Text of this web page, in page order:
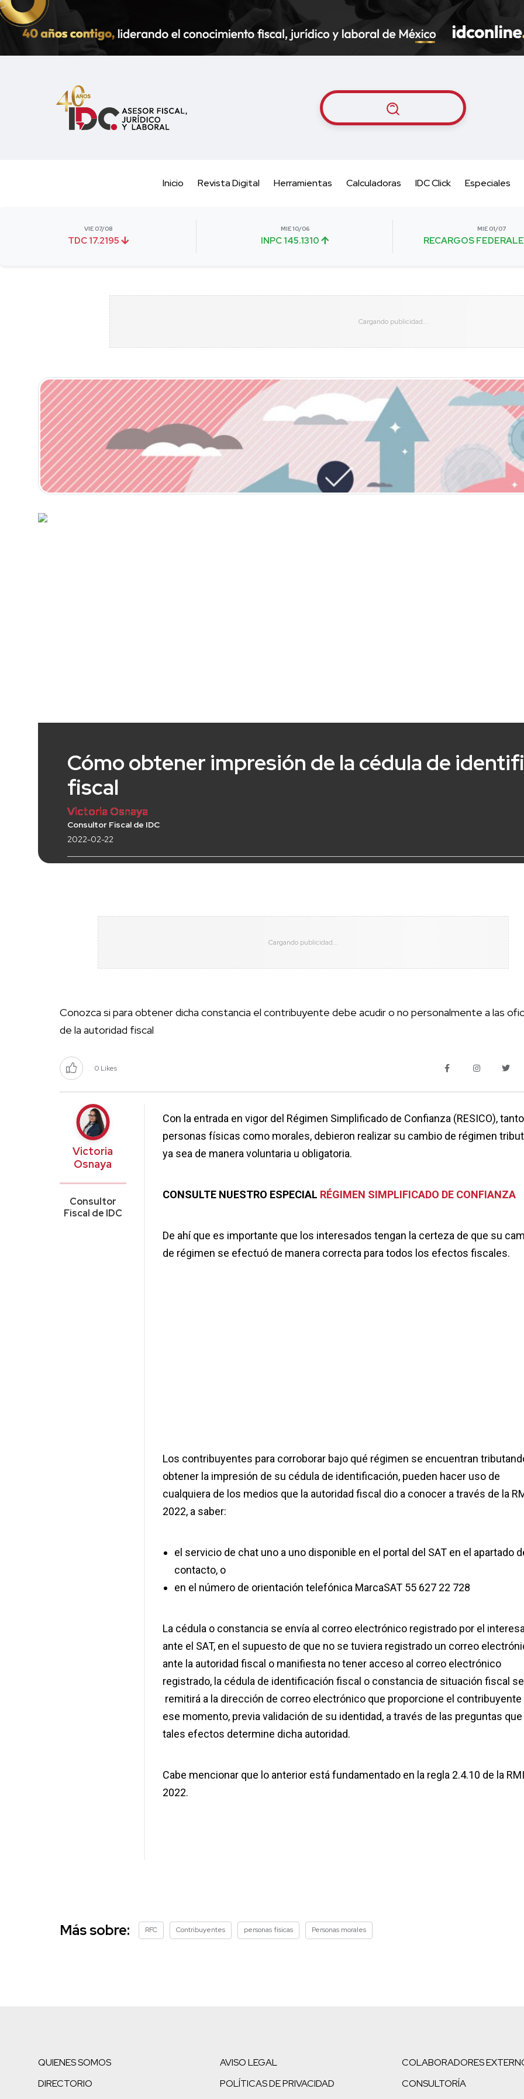
Inicio Revista Digital Herramientas Calculadoras IDC Click Especiales
VIE 07/08
TDC 17.2195
MIE 10/06
INPC 145.1310
MIE 01/07
RECARGOS
Cómo obtener impresión de la cédula de
fiscal
Victoria Osnaya
Consultor Fiscal de IDC
2022-02-22
Conozca si para obtener dicha constancia el contribuyente debe acudir o no personalmente a las
de la autoridad fiscal
0 Likes
Victoria
Osnaya
Consultor
Fiscal de IDC
Con la entrada en vigor del Régimen Simplificado de Confianza (RESICO),
personas físicas como morales, debieron realizar su cambio de régimen
ya sea de manera voluntaria u obligatoria.
CONSULTE NUESTRO ESPECIAL RÉGIMEN SIMPLIFICADO DE CONFIANZA
De ahí que es importante que los interesados tengan la certeza de que su
de régimen se efectuó de manera correcta para todos los efectos fiscales.
Los contribuyentes para corroborar bajo qué régimen se encuentran
obtener la impresión de su cédula de identificación, pueden hacer uso de
cualquiera de los medios que la autoridad fiscal dio a conocer a través de la
2022, a saber:
el servicio de chat uno a uno disponible en el portal del SAT en el apartado
contacto, o
en el número de orientación telefónica MarcaSAT 55 627 22 728
La cédula o constancia se envía al correo electrónico registrado por el
ante el SAT, en el supuesto de que no se tuviera registrado un correo
ante la autoridad fiscal o manifiesta no tener acceso al correo electrónico
registrado, la cédula de identificación fiscal o constancia de situación fiscal se
remitirá a la dirección de correo electrónico que proporcione el contribuyente
ese momento, previa validación de su identidad, a través de las preguntas que
tales efectos determine dicha autoridad.
Cabe mencionar que lo anterior está fundamentado en la regla 2.4.10 de la
2022.
Más sobre: RFC Contribuyentes personas físicas Personas morales
QUIENES SOMOS
DIRECTORIO
AVISO LEGAL
POLÍTICAS DE PRIVACIDAD
COLABORADORES
CONSULTORÍA